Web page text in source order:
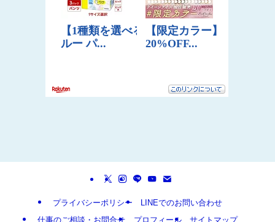
プライバシーポリシー
LINEでのお問い合わせ
仕事のご相談・お問合せ
プロフィール サイトマップ